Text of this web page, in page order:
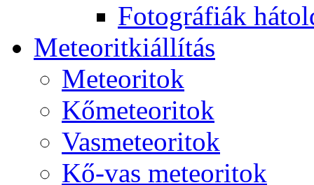
Fo­tog­rá­fi­ák
Me­te­o­rit­ki­ál­lí­tás
Me­te­o­ri­tok
Kő­me­te­o­ri­tok
Vas­me­te­o­ri­tok
Kő-vas me­te­o­ri­tok